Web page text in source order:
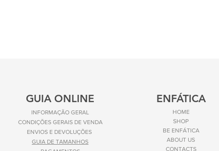
GUIA ONLINE
INFORMAÇÃO GERAL
CONDIÇÕES GERAIS DE VENDA
ENVIOS E DEVOLUÇÕES
GUIA DE TAMANHOS
ENFÁTICA
HOME
SHOP
BE ENFÁTICA
ABOUT US
CONTACTS